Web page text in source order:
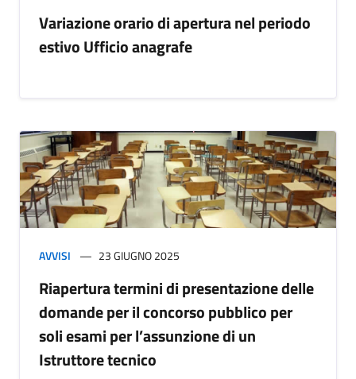
Variazione orario di apertura nel periodo
estivo Ufficio anagrafe
AVVISI 23 GIUGNO 2025
Riapertura termini di presentazione delle
domande per il concorso pubblico per
soli esami per l’assunzione di un
Istruttore tecnico